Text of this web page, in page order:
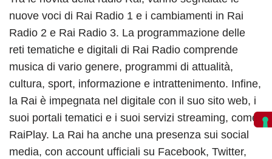
nuove voci di Rai Radio 1 e i cambiamenti in Rai
Radio 2 e Rai Radio 3. La programmazione delle
reti tematiche e digitali di Rai Radio comprende
musica di vario genere, programmi di attualità,
cultura, sport, informazione e intrattenimento. Infine,
la Rai è impegnata nel digitale con il suo sito web, i
suoi portali tematici e i suoi servizi streaming, come
RaiPlay. La Rai ha anche una presenza sui social
media, con account ufficiali su Facebook, Twitter,